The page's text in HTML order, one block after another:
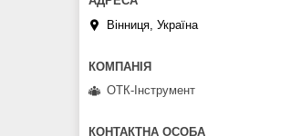
Вінниця, Україна
ОТК-Інструмент